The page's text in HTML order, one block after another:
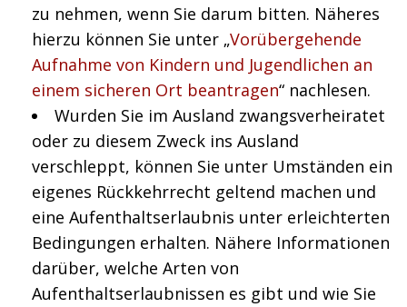
zu nehmen, wenn Sie darum bitten. Näheres
hierzu können Sie unter „Vorübergehende
Aufnahme von Kindern und Jugendlichen an
einem sicheren Ort beantragen“ nachlesen.
Wurden Sie im Ausland zwangsverheiratet
oder zu diesem Zweck ins Ausland
verschleppt, können Sie unter Umständen ein
eigenes Rückkehrrecht geltend machen und
eine Aufenthaltserlaubnis unter erleichterten
Bedingungen erhalten. Nähere Informationen
darüber, welche Arten von
Aufenthaltserlaubnissen es gibt und wie Sie